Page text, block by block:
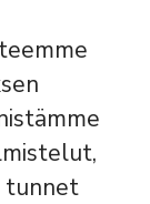
tunnet